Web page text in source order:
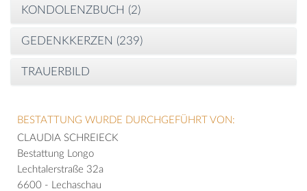
KONDOLENZBUCH (2)
GEDENKKERZEN (239)
TRAUERBILD
BESTATTUNG WURDE DURCHGEFÜHRT VON:
CLAUDIA SCHREIECK
Bestattung Longo
Lechtalerstraße 32a
6600 - Lechaschau